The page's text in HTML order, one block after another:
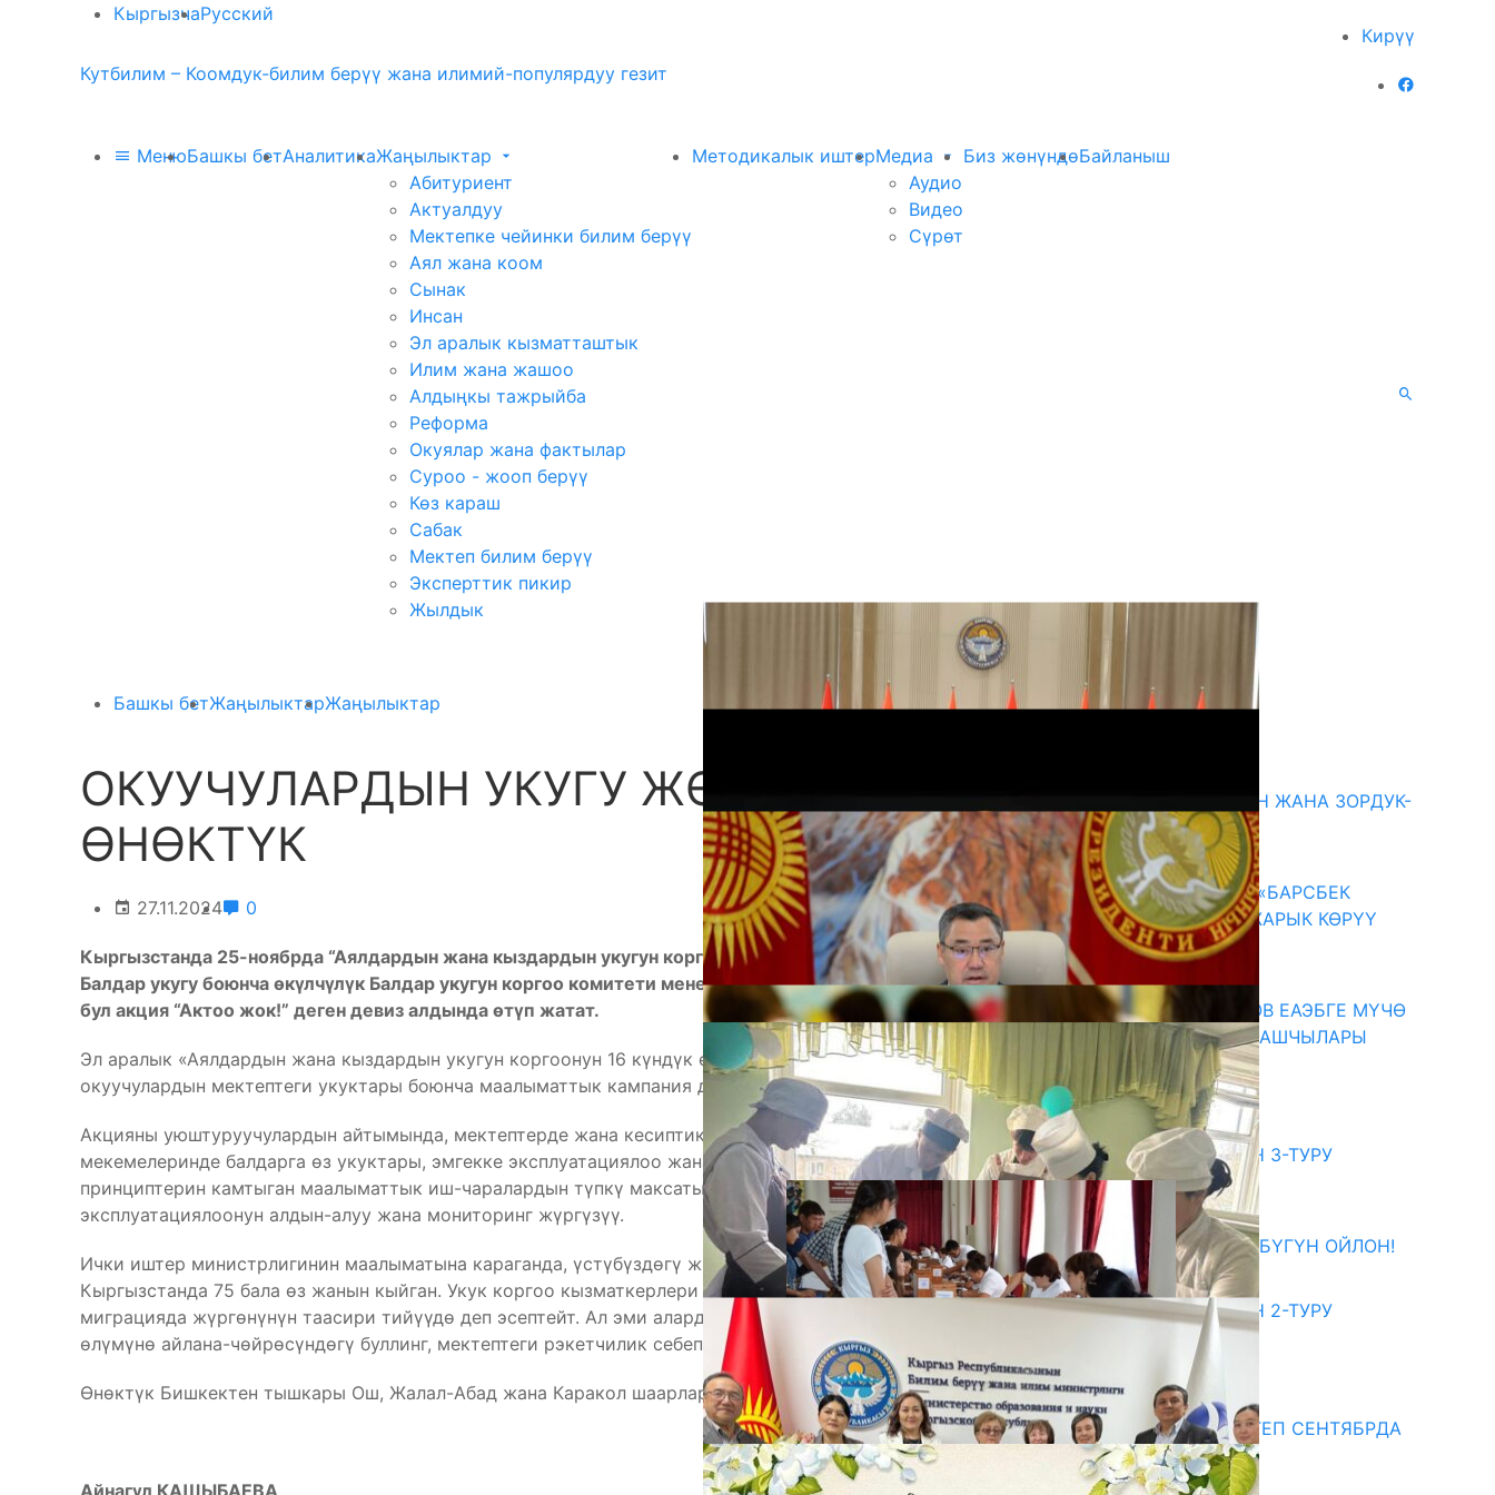
КыргызчаРусский
Кирүү
Кутбилим – Коомдук-билим берүү жана илимий-популярдуу гезит
МенюБашкы бетАналитикаЖаңылыктар
Абитуриент
Актуалдуу
Мектепке чейинки билим берүү
Аял жана коом
Сынак
Инсан
Эл аралык кызматташтык
Илим жана жашоо
Алдыңкы тажрыйба
Реформа
Окуялар жана фактылар
Суроо - жооп берүү
Көз караш
Сабак
Мектеп билим берүү
Эксперттик пикир
Жылдык
Методикалык иштерМедиа
Аудио
Видео
Сүрөт
Биз жөнүндөБайланыш
Башкы бетЖаңылыктарЖаңылыктар
ОКУУЧУЛАРДЫН УКУГУ ЖӨНҮНДӨ
ӨНӨКТҮК
27.11.2024 0
Кыргызстанда 25-ноябрда “Аялдардын жана кыздардын укугун коргоо” өнөктүгү башталды.
Балдар укугу боюнча өкүлчүлүк Балдар укугун коргоо комитети менен биргеликте уюштурган
бул акция “Актоо жок!” деген девиз алдында өтүп жатат.
Эл аралык «Аялдардын жана кыздардын укугун коргоонун 16 күндүк өнөктүгүнүн алкагында
окуучулардын мектептеги укуктары боюнча маалыматтык кампания да камтылган.
Акцияны уюштуруучулардын айтымында, мектептерде жана кесиптик билим берүү
мекемелеринде балдарга өз укуктары, эмгекке эксплуатациялоо жана гендердик теңчилик
принциптерин камтыган маалыматтык иш-чаралардын түпкү максаты — балдар эмгегин
эксплуатациялоонун алдын-алуу жана мониторинг жүргүзүү.
Ички иштер министрлигинин маалыматына караганда, үстүбүздөгү жылдын 10 айында
Кыргызстанда 75 бала өз жанын кыйган. Укук коргоо кызматкерлери буга балдардын ата-энелери
миграцияда жүргөнүнүн таасири тийүүдө деп эсептейт. Ал эми алардын жакындары балдардын
өлүмүнө айлана-чөйрөсүндөгү буллинг, мектептеги рэкетчилик себеп болгонун айтышат.
Өнөктүк Бишкектен тышкары Ош, Жалал-Абад жана Каракол шаарларында да жүргүзүлмөкчү.
Айнагүл КАШЫБАЕВА,
ГЕНДЕРДИК БАСМЫРЛООДОН ЖАНА ЗОРДУК-
ЗОМБУЛУКТАН КОРГОО
07.08.2026
КЫРГЫЗ ТАРЫХЫ ТАСМАДА: «БАРСБЕК
КАГАН» КӨРКӨМ ТАСМАСЫ ЖАРЫК КӨРҮҮ
АЛДЫНДА
07.08.2026
ПРЕЗИДЕНТ САДЫР ЖАПАРОВ ЕАЭБГЕ МҮЧӨ
МАМЛЕКЕТТЕРДИН ӨКМӨТ БАШЧЫЛАРЫ
МЕНЕН ЖОЛУГУШТУ
07.08.2026
Абитуриент
ЖОЖДОРГО КАБЫЛ АЛУУНУН 3-ТУРУ
БАШТАЛДЫ
27.07.2026
ӨЗҮҢДҮН КЕЛЕЧЕГИҢ ҮЧҮН БҮГҮН ОЙЛОН!
20.07.2026
ЖОЖДОРГО КАБЫЛ АЛУУНУН 2-ТУРУ
20.07.2026
Медиа
СУЗАКТА 750 ОРУНДУУ МЕКТЕП СЕНТЯБРДА
ПАЙДАЛАНУУГА БЕРИЛЕТ
07.08.2025